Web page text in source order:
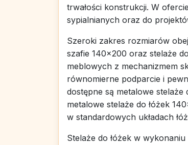
trwałości konstrukcji. W
sypialnianych oraz do
Szeroki zakres rozmiarów
szafie 140x200 oraz stelaże
meblowych z mechanizmem
równomierne podparcie i
dostępne są metalowe stelaże
metalowe stelaże do łóżek
w standardowych układach
Stelaże do łóżek w